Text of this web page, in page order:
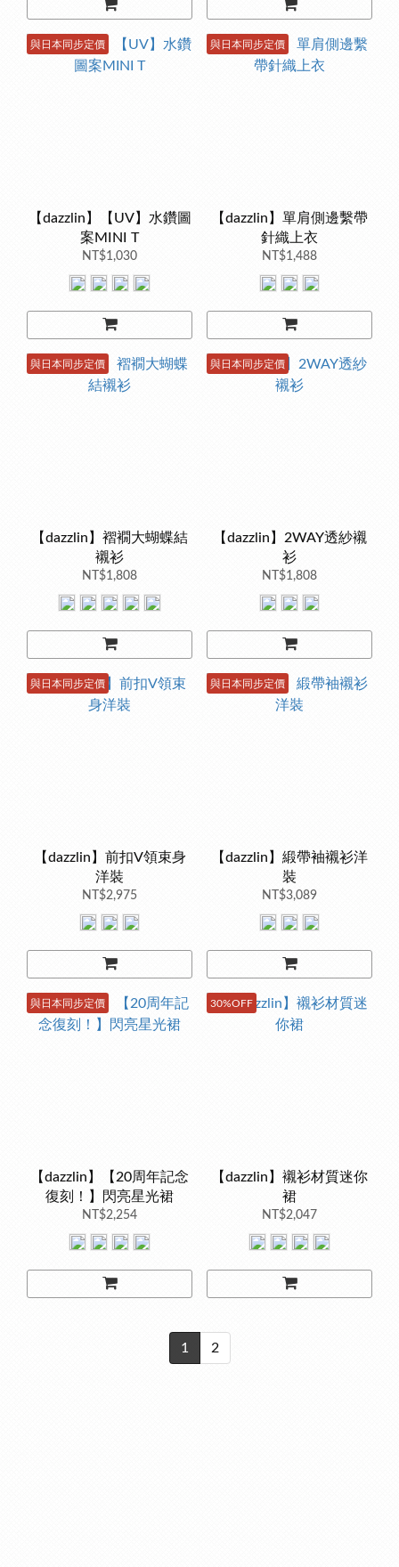
與日本同步定價
【dazzlin】【UV】水鑽圖
案MINI T
NT$1,030
與日本同步定價
【dazzlin】單肩側邊繫帶
針織上衣
NT$1,488
與日本同步定價
【dazzlin】褶襉大蝴蝶結
襯衫
NT$1,808
與日本同步定價
【dazzlin】2WAY透紗襯
衫
NT$1,808
與日本同步定價
【dazzlin】前扣V領束身
洋裝
NT$2,975
與日本同步定價
【dazzlin】緞帶袖襯衫洋
裝
NT$3,089
與日本同步定價
【dazzlin】【20周年記念
復刻！】閃亮星光裙
NT$2,254
30%OFF
【dazzlin】襯衫材質迷你
裙
NT$2,047
1 2